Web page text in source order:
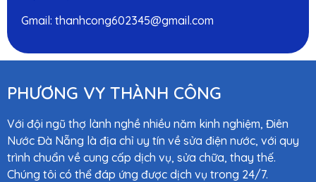
Gmail: thanhcong602345@gmail.com
PHƯƠNG VY THÀNH CÔNG
Với đội ngũ thợ lành nghề nhiều năm kinh nghiệm, Điên
Nước Đà Nẵng là địa chỉ uy tín về sửa điện nước, với quy
trình chuẩn về cung cấp dịch vụ, sửa chữa, thay thế.
Chúng tôi có thể đáp ứng được dịch vụ trong 24/7.